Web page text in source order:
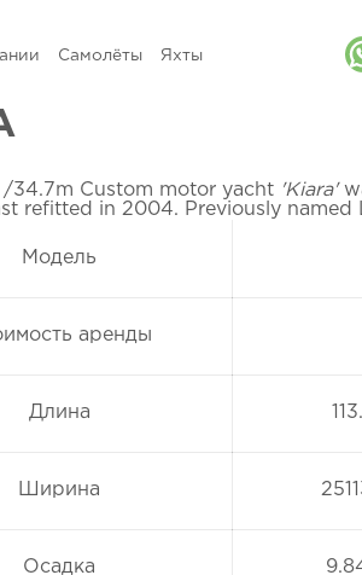
Самолёты Яхты
/34.7m Custom motor yacht 'Kiara'
refitted in 2004. Previously named
Модель
аренды
Длина
Ширина
Осадка